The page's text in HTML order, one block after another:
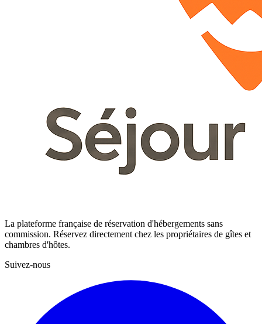
La plateforme française de réservation d'hébergements sans
commission. Réservez directement chez les propriétaires de gîtes et
chambres d'hôtes.
Suivez-nous